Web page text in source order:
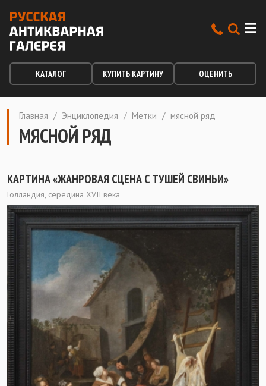
КАТАЛОГ КУПИТЬ КАРТИНУ ОЦЕНИТЬ
Главная / Энциклопедия / Метки / мясной ряд
МЯСНОЙ РЯД
КАРТИНА «ЖАНРОВАЯ СЦЕНА С ТУШЕЙ СВИНЬИ»
Голландия, середина XVII века